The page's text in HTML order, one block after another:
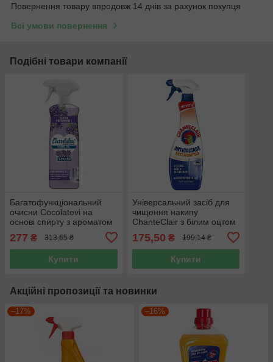
Повернення товару впродовж 14 днів за рахунок покупця
Всі умови повернення
Подібні товари компанії
Багатофункціональний
очисни Cocolatevi на
основі спирту з ароматом
277 ₴ 313,65 ₴
Купити
Універсальний засіб для
чищення накипу
ChanteClair з білим оцтом
175,50 ₴ 199,14 ₴
Купити
Акційні пропозиції та новинки
–17% –16%